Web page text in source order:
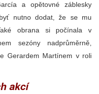
a opětovné záblesky
nutno dodat, že se mu
obrana si počínala v
sezóny nadprůměrně,
Gerardem Martínem v roli
akcí